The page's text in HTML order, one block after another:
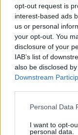
opt-out request is
interest-based ads
us or personal
your opt-out. You
disclosure of your
IAB’s list of
also be disclosed
Downstream
Please note that
not limited to your
Personal Data
I want to opt-
personal data.
#ÉLETMÓD #
ÉTKEZÉS
#GYÖMBÉR #
#ANTIOXIDÁNS #
#WELLNESS #
#